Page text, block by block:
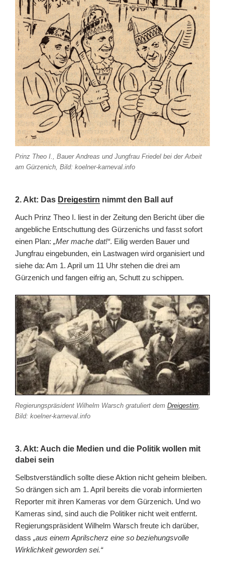
Prinz Theo I., Bauer Andreas und Jungfrau Friedel bei der Arbeit
am Gürzenich, Bild: koelner-karneval.info
2. Akt: Das Dreigestirn nimmt den Ball auf
Auch Prinz Theo I. liest in der Zeitung den Bericht über die
angebliche Entschuttung des Gürzenichs und fasst sofort
einen Plan: „Mer mache dat!“. Eilig werden Bauer und
Jungfrau eingebunden, ein Lastwagen wird organisiert und
siehe da: Am 1. April um 11 Uhr stehen die drei am
Gürzenich und fangen eifrig an, Schutt zu schippen.
Regierungspräsident Wilhelm Warsch gratuliert dem Dreigestirn,
Bild: koelner-karneval.info
3. Akt: Auch die Medien und die Politik wollen mit
dabei sein
Selbstverständlich sollte diese Aktion nicht geheim bleiben.
So drängen sich am 1. April bereits die vorab informierten
Reporter mit ihren Kameras vor dem Gürzenich. Und wo
Kameras sind, sind auch die Politiker nicht weit entfernt.
Regierungspräsident Wilhelm Warsch freute ich darüber,
dass „aus einem Aprilscherz eine so beziehungsvolle
Wirklichkeit geworden sei.“